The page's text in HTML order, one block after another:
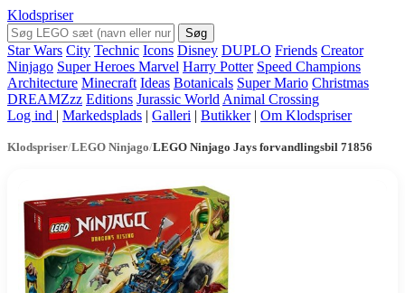
Klodspriser
Søg
Star Wars City Technic Icons Disney DUPLO Friends Creator
Ninjago Super Heroes Marvel Harry Potter Speed Champions
Architecture Minecraft Ideas Botanicals Super Mario Christmas
DREAMZzz Editions Jurassic World Animal Crossing
Log ind | Markedsplads | Galleri | Butikker | Om Klodspriser
Klodspriser/LEGO Ninjago/LEGO Ninjago Jays forvandlingsbil 71856